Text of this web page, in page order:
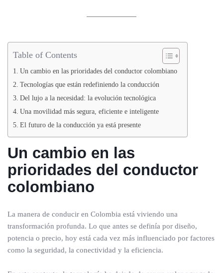
Table of Contents
Un cambio en las prioridades del conductor colombiano
Tecnologías que están redefiniendo la conducción
Del lujo a la necesidad: la evolución tecnológica
Una movilidad más segura, eficiente e inteligente
El futuro de la conducción ya está presente
Un cambio en las
prioridades del conductor
colombiano
La manera de conducir en Colombia está viviendo una
transformación profunda. Lo que antes se definía por diseño,
potencia o precio, hoy está cada vez más influenciado por factores
como la seguridad, la conectividad y la eficiencia.